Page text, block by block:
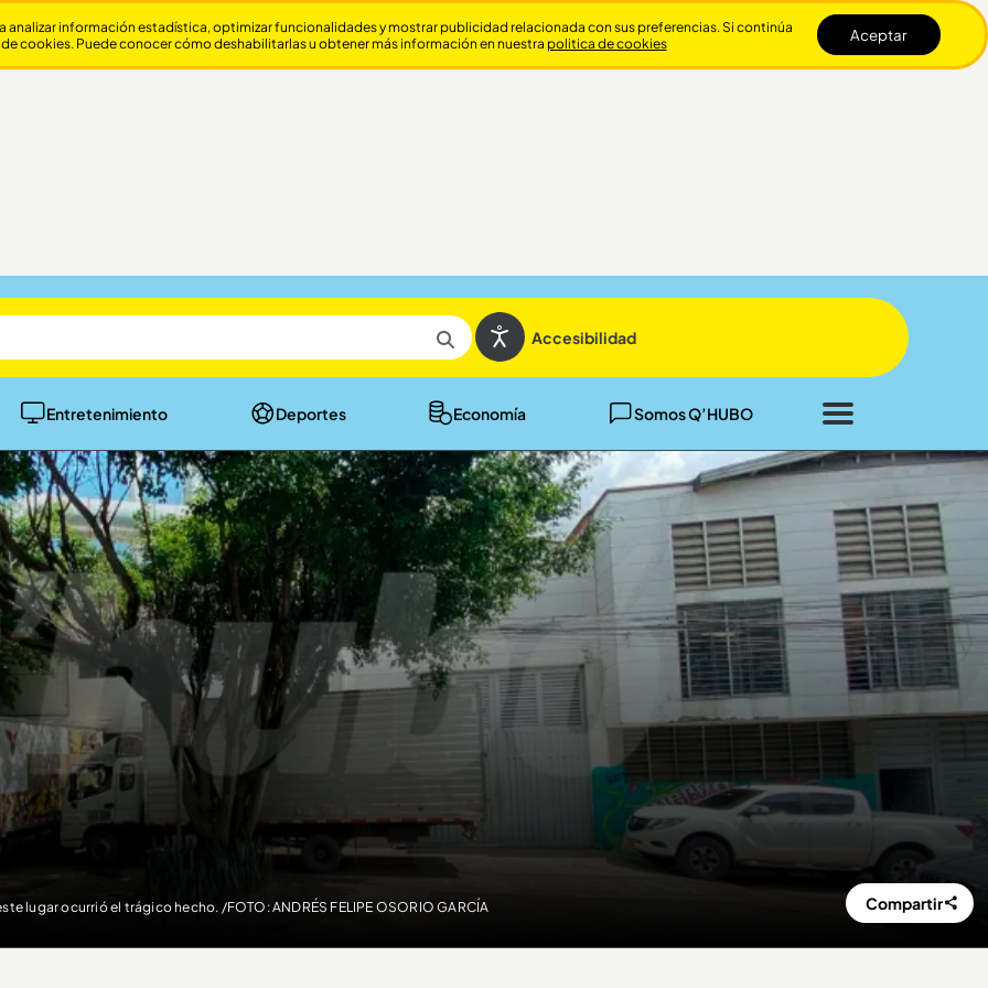
Accesibilidad
Entretenimiento Deportes Economía Somos Q’HUBO
Cerrar
lugar ocurrió el trágico hecho. /FOTO: ANDRÉS FELIPE OSORIO GARCÍA Compartir
información estadística, optimizar funcionalidades y mostrar publicidad relacionada con sus preferencias. Si continúa
cookies. Puede conocer cómo deshabilitarlas u obtener más información en nuestra politica de cookies Aceptar